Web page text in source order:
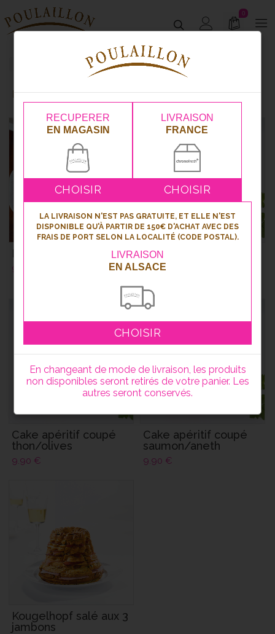
0
Kougelhopfs et cakes salés
Kougelhopfs Et Cakes Salés
Kougelhopf salé
9.90
Cake apéritif coupé
charcuterie/fromage
Cake apéritif coupé
thon/olives
9.90 €
Cake apéritif coupé
saumon/aneth
9.90 €
Kougelhopf salé aux 3
jambons
RECUPERER
EN MAGASIN
CHOISIR
LA LIVRAISON N'EST PAS GRATUITE, ET ELLE N'EST
DISPONIBLE QU'À PARTIR DE 150€ D'ACHAT AVEC DES
FRAIS DE PORT SELON LA LOCALITÉ (CODE POSTAL).
LIVRAISON
EN ALSACE
CHOISIR
LIVRAISON
FRANCE
CHOISIR
En changeant de mode de livraison, les produits
non disponibles seront retirés de votre panier. Les
autres seront conservés.